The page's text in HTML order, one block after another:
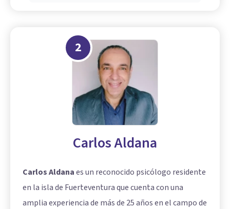
2
Carlos Aldana
Carlos Aldanaes un reconocido psicólogo residente
en la isla de Fuerteventura que cuenta con una
amplia experiencia de más de 25 años en el campo de